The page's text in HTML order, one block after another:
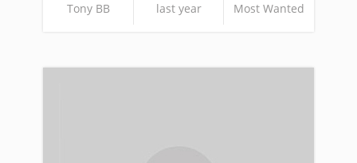
Tony BB last year Most Wanted